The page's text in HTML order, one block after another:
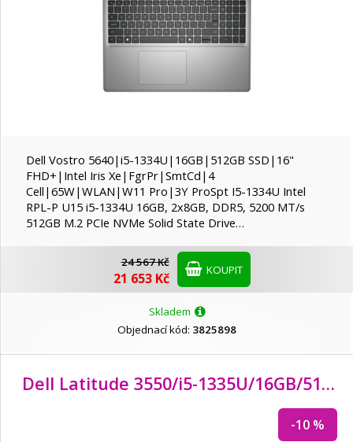
Dell Vostro 5640|i5-1334U|16GB|512GB SSD|16"
FHD+|Intel Iris Xe|FgrPr|SmtCd|4
Cell|65W|WLAN|W11 Pro|3Y ProSpt I5-1334U Intel
RPL-P U15 i5-1334U 16GB, 2x8GB, DDR5, 5200 MT/s
512GB M.2 PCIe NVMe Solid State Drive…
24 567 Kč
21 653 Kč KOUPIT
Skladem
Objednací kód: 3825898
Dell Latitude 3550/i5-1335U/16GB/512GB SSD/
-10 %